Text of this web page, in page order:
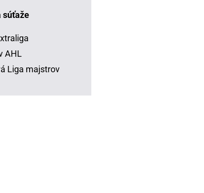
súťaže
AHL
Liga majstrov